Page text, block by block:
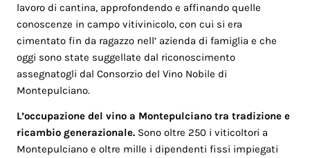
lavoro di cantina, approfondendo e affinando quelle
conoscenze in campo vitivinicolo, con cui si era
cimentato fin da ragazzo nell’ azienda di famiglia e che
oggi sono state suggellate dal riconoscimento
assegnatogli dal Consorzio del Vino Nobile di
Montepulciano.
L’occupazione del vino a Montepulciano tra tradizione e
ricambio generazionale. Sono oltre 250 i viticoltori a
Montepulciano e oltre mille i dipendenti fissi impiegati